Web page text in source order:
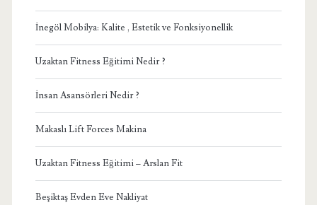
İnegöl Mobilya: Kalite , Estetik ve Fonksiyonellik
Uzaktan Fitness Eğitimi Nedir ?
İnsan Asansörleri Nedir ?
Makaslı Lift Forces Makina
Uzaktan Fitness Eğitimi – Arslan Fit
Beşiktaş Evden Eve Nakliyat